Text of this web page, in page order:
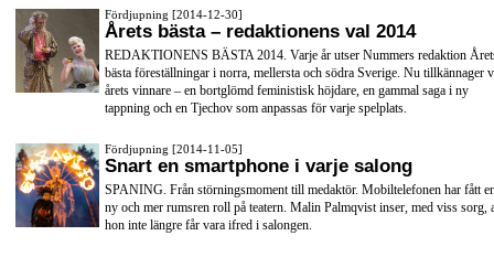
Fördjupning [2014-12-30]
Årets bästa – redaktionens val 2014
REDAKTIONENS BÄSTA 2014. Varje år utser Nummers redaktion
bästa föreställningar i norra, mellersta och södra Sverige. Nu tillkännager
årets vinnare – en bortglömd feministisk höjdare, en gammal saga i ny
tappning och en Tjechov som anpassas för varje spelplats.
Fördjupning [2014-11-05]
Snart en smartphone i varje salong
SPANING. Från störningsmoment till medaktör. Mobiltelefonen har fått
ny och mer rumsren roll på teatern. Malin Palmqvist inser, med viss sorg,
hon inte längre får vara ifred i salongen.